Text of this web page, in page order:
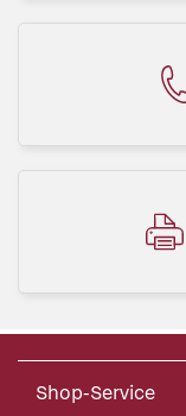
Shop-Service